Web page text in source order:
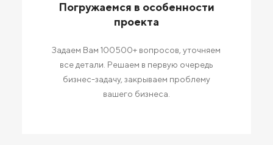
Погружаемся в особенности
проекта
Задаем Вам 100500+ вопросов, уточняем
все детали. Решаем в первую очередь
бизнес-задачу, закрываем проблему
вашего бизнеса.